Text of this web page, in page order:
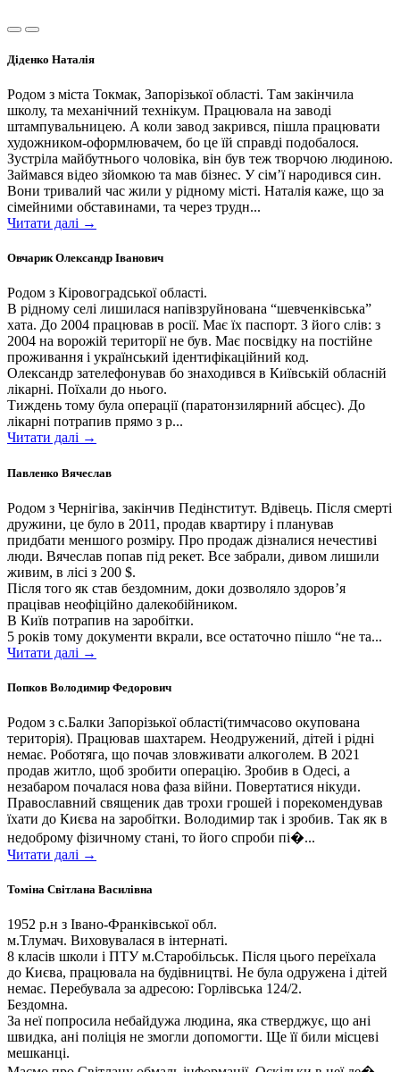
Діденко Наталія
Родом з міста Токмак, Запорізької області. Там закінчила
школу, та механічний технікум. Працювала на заводі
штампувальницею. А коли завод закрився, пішла працювати
художником-оформлювачем, бо це їй справді подобалося.
Зустріла майбутнього чоловіка, він був теж творчою людиною.
Займався відео зйомкою та мав бізнес. У сім’ї народився син.
Вони тривалий час жили у рідному місті. Наталія каже, що за
сімейними обставинами, та через трудн...
Читати далі →
Овчарик Олександр Іванович
Родом з Кіровоградської області.
В рідному селі лишилася напівзруйнована “шевченківська”
хата. До 2004 працював в росії. Має їх паспорт. З його слів: з
2004 на ворожій території не був. Має посвідку на постійне
проживання і український ідентифікаційний код.
Олександр зателефонував бо знаходився в Київській обласній
лікарні. Поїхали до нього.
Тиждень тому була операції (паратонзилярний абсцес). До
лікарні потрапив прямо з р...
Читати далі →
Павленко Вячеслав
Родом з Чернігіва, закінчив Педінститут. Вдівець. Після смерті
дружини, це було в 2011, продав квартиру і планував
придбати меншого розміру. Про продаж дізналися нечестиві
люди. Вячеслав попав під рекет. Все забрали, дивом лишили
живим, в лісі з 200 $.
Після того як став бездомним, доки дозволяло здоров’я
працівав неофіційно далекобійником.
В Київ потрапив на заробітки.
5 років тому документи вкрали, все остаточно пішло “не та...
Читати далі →
Попков Володимир Федорович
Родом з с.Балки Запорізької області(тимчасово окупована
територія). Працював шахтарем. Неодружений, дітей і рідні
немає. Роботяга, що почав зловживати алкоголем. В 2021
продав житло, щоб зробити операцію. Зробив в Одесі, а
незабаром почалася нова фаза війни. Повертатися нікуди.
Православний священик дав трохи грошей і порекомендував
їхати до Києва на заробітки. Володимир так і зробив. Так як в
недоброму фізичному стані, то його спроби пі�...
Читати далі →
Томіна Світлана Василівна
1952 р.н з Івано-Франківської обл.
м.Тлумач. Виховувалася в інтернаті.
8 класів школи і ПТУ м.Старобільськ. Після цього переїхала
до Києва, працювала на будівництві. Не була одружена і дітей
немає. Перебувала за адресою: Горлівська 124/2.
Бездомна.
За неї попросила небайдужа людина, яка стверджує, що ані
швидка, ані поліція не змогли допомогти. Ще її били місцеві
мешканці.